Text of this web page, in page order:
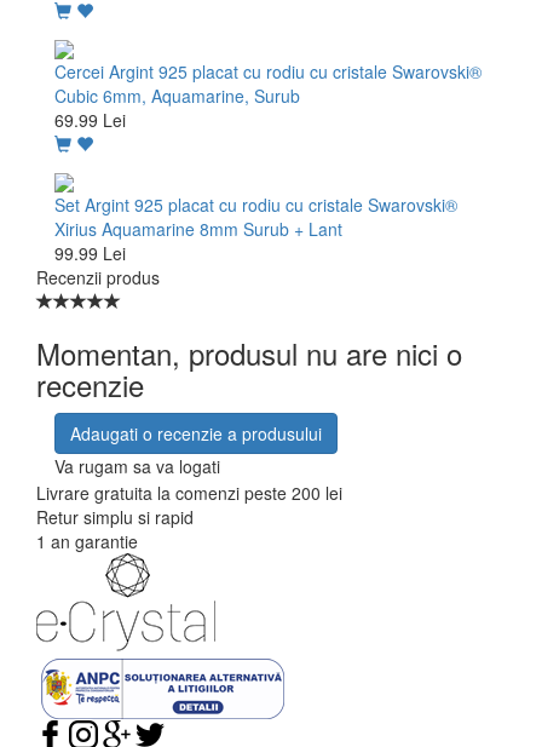
Cercei Argint 925 placat cu rodiu cu cristale Swarovski®
Cubic 6mm, Aquamarine, Surub
69.99 Lei
Set Argint 925 placat cu rodiu cu cristale Swarovski®
Xirius Aquamarine 8mm Surub + Lant
99.99 Lei
Recenzii produs
Momentan, produsul nu are nici o
recenzie
Adaugati o recenzie a produsului
Va rugam sa va logati
Livrare gratuita la comenzi peste 200 lei
Retur simplu si rapid
1 an garantie